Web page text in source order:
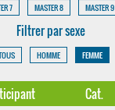
7 MASTER 8 MASTER 9
Filtrer par sexe
HOMME FEMME
Cat.